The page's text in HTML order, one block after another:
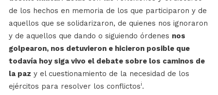
de los hechos en memoria de los que participaron y de
aquellos que se solidarizaron, de quienes nos ignoraron
y de aquellos que dando o siguiendo órdenes nos
golpearon, nos detuvieron e hicieron posible que
todavía hoy siga vivo el debate sobre los caminos de
la paz y el cuestionamiento de la necesidad de los
ejércitos para resolver los conflictosi.